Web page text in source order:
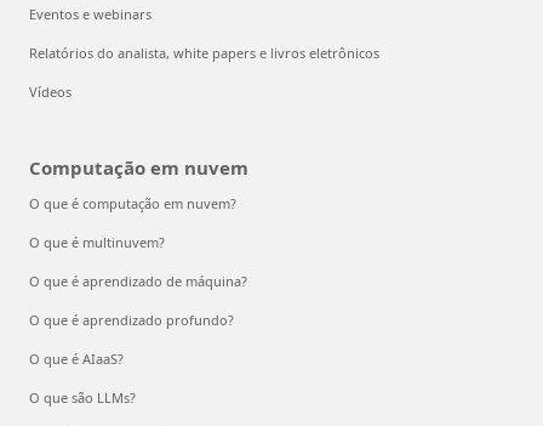
Eventos e webinars
Relatórios do analista, white papers e livros eletrônicos
Vídeos
Computação em nuvem
O que é computação em nuvem?
O que é multinuvem?
O que é aprendizado de máquina?
O que é aprendizado profundo?
O que é AIaaS?
O que são LLMs?